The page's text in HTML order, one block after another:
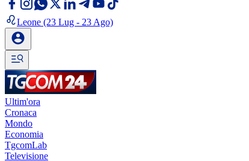
Leone (23 Lug - 23 Ago)
Ultim'ora
Cronaca
Mondo
Economia
TgcomLab
Televisione